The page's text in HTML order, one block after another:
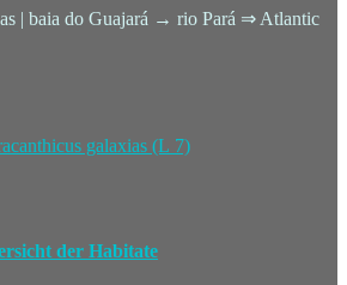
| baia do Guajará → rio Pará ⇒ Atlantic
der Habitate